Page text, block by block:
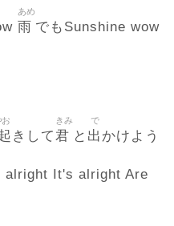
雨
あめ
でもSunshine wow
お
きして君
きみ
と 出
で
かけよう
alright It's alright Are